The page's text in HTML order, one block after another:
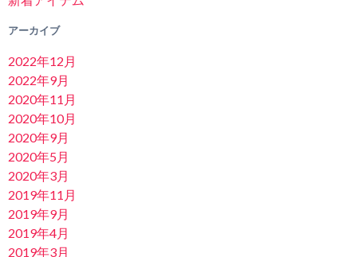
アーカイブ
2022年12月
2022年9月
2020年11月
2020年10月
2020年9月
2020年5月
2020年3月
2019年11月
2019年9月
2019年4月
2019年3月